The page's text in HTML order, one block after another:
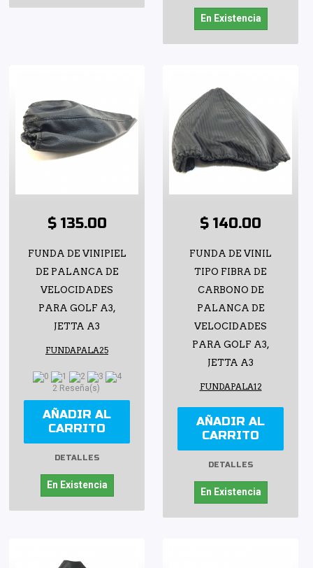
En Existencia
$ 135.00
FUNDA DE VINIPIEL
DE PALANCA DE
VELOCIDADES
PARA GOLF A3,
JETTA A3
FUNDAPALA25
2 Reseña(s)
AÑADIR AL
CARRITO
DETALLES
En Existencia
$ 140.00
FUNDA DE VINIL
TIPO FIBRA DE
CARBONO DE
PALANCA DE
VELOCIDADES
PARA GOLF A3,
JETTA A3
FUNDAPALA12
AÑADIR AL
CARRITO
DETALLES
En Existencia